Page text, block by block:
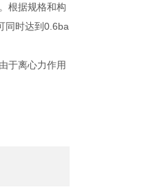
根据规格和构
同时达到0.6ba
于离心力作用